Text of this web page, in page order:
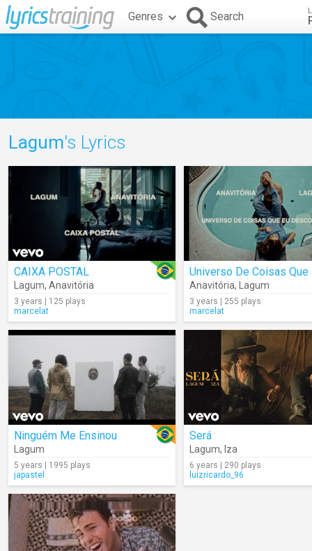
Genres Search
Lagum's Lyrics
CAIXA POSTAL
Lagum, Anavitória
3 years | 125 plays
marcelat
Anavitória, Lagum
3 years | 255 plays
marcelat
Ninguém Me Ensinou
Lagum
5 years | 1995 plays
japastel
Será
Lagum, Iza
6 years | 290 plays
luizricardo_96